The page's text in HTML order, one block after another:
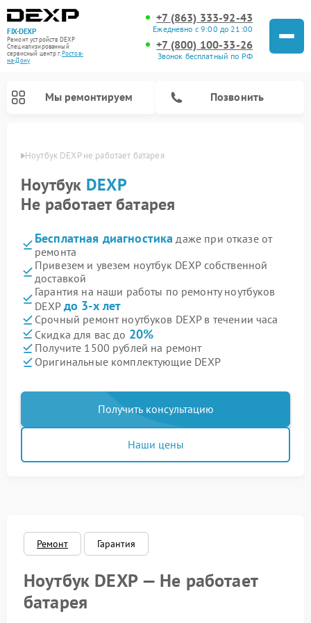
FIX-DEXP
Ремонт устройств DEXP
Специализированный
cервисный центр г.Ростов-
на-Дону
+7 (863) 333-92-43
Ежедневно с 9:00 до 21:00
+7 (800) 100-33-26
Звонок бесплатный по РФ
Мы ремонтируем Позвонить
Ноутбук DEXP не работает батарея
Ноутбук DEXP
Не работает батарея
Бесплатная диагностика даже при отказе от
ремонта
Привезем и увезем ноутбук DEXP собственной
доставкой
Гарантия на наши работы по ремонту ноутбуков
DEXP до 3-х лет
Срочный ремонт ноутбуков DEXP в течении часа
Скидка для вас до 20%
Получите 1500 рублей на ремонт
Оригинальные комплектующие DEXP
Получить консультацию
Наши цены
Ремонт Гарантия
Ноутбук DEXP — Не работает
батарея